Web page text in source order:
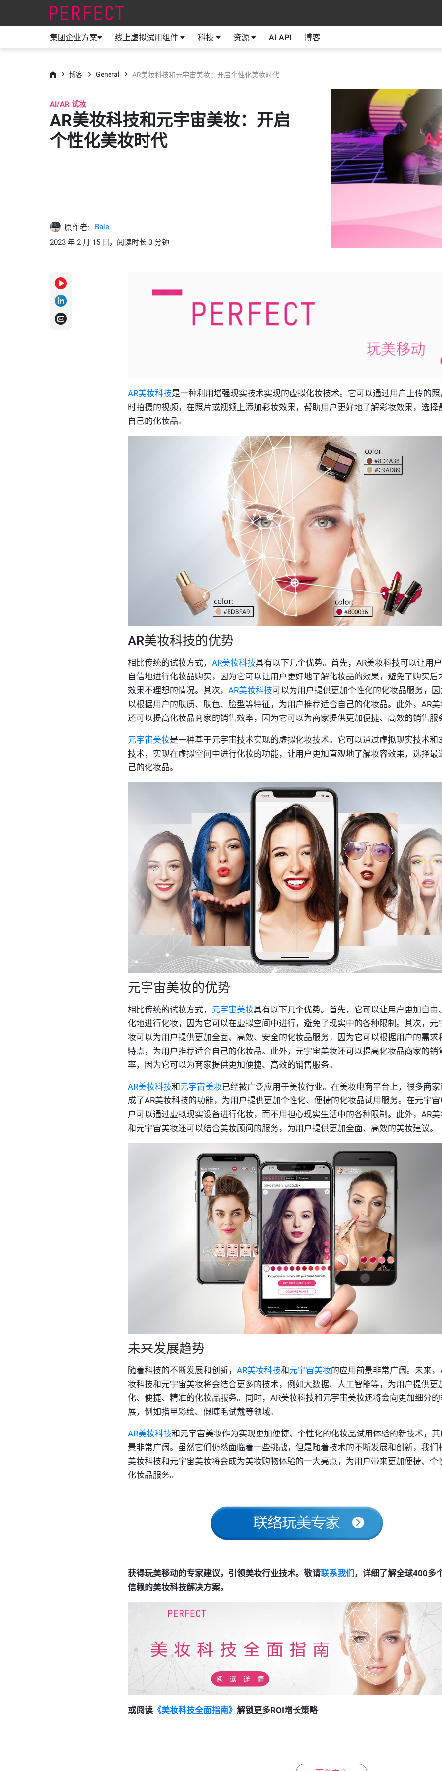
集团企业方案 线上虚拟试用组件 科技 资源 AI API 博客
博客 General AR美妆科技和元宇宙美妆：开启个性化美妆时代
AI/AR 试妆
AR美妆科技和元宇宙美妆：开启
个性化美妆时代
原作者:
Bale
2023 年 2 月 15 日，阅读时长 3 分钟
AR美妆科技是一种利用增强现实技术实现的虚拟化妆技术。它可以通过用户上传的
时拍摄的视频，在照片或视频上添加彩妆效果，帮助用户更好地了解彩妆效果，选择
自己的化妆品。
AR美妆科技的优势
相比传统的试妆方式， AR美妆科技具有以下几个优势。首先，AR美妆科技可以让用
自信地进行化妆品购买，因为它可以让用户更好地了解化妆品的效果，避免了购买后
效果不理想的情况。其次， AR美妆科技可以为用户提供更加个性化的化妆品服务，
以根据用户的肤质、肤色、脸型等特征，为用户推荐适合自己的化妆品。此外，AR
还可以提高化妆品商家的销售效率，因为它可以为商家提供更加便捷、高效的销售服
元宇宙美妆是一种基于元宇宙技术实现的虚拟化妆技术。它可以通过虚拟现实技术和
技术，实现在虚拟空间中进行化妆的功能，让用户更加直观地了解妆容效果，选择最
己的化妆品。
元宇宙美妆的优势
相比传统的试妆方式， 元宇宙美妆具有以下几个优势。首先，它可以让用户更加自由
化地进行化妆，因为它可以在虚拟空间中进行，避免了现实中的各种限制。其次，元
妆可以为用户提供更加全面、高效、安全的化妆品服务，因为它可以根据用户的需求
特点，为用户推荐适合自己的化妆品。此外，元宇宙美妆还可以提高化妆品商家的销
率，因为它可以为商家提供更加便捷、高效的销售服务。
AR美妆科技和元宇宙美妆已经被广泛应用于美妆行业。在美妆电商平台上，很多商
成了AR美妆科技的功能，为用户提供更加个性化、便捷的化妆品试用服务。在元宇
户可以通过虚拟现实设备进行化妆，而不用担心现实生活中的各种限制。此外，AR
和元宇宙美妆还可以结合美妆顾问的服务，为用户提供更加全面、高效的美妆建议。
未来发展趋势
随着科技的不断发展和创新， AR美妆科技和元宇宙美妆的应用前景非常广阔。未来，
妆科技和元宇宙美妆将会结合更多的技术，例如大数据、人工智能等，为用户提供更
化、便捷、精准的化妆品服务。同时，AR美妆科技和元宇宙美妆还将会向更加细分
展，例如指甲彩绘、假睫毛试戴等领域。
AR美妆科技和元宇宙美妆作为实现更加便捷、个性化的化妆品试用体验的新技术，
景非常广阔。虽然它们仍然面临着一些挑战，但是随着技术的不断发展和创新，我们
美妆科技和元宇宙美妆将会成为美妆购物体验的一大亮点，为用户带来更加便捷、个
化妆品服务。
获得玩美移动的专家建议，引领美妆行业技术。敬请联系我们 ，详细了解全球400多
信赖的美妆科技解决方案。
或阅读《美妆科技全面指南》 解锁更多ROI增长策略